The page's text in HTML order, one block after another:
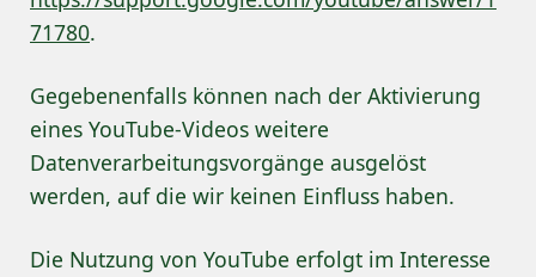
71780.
Gegebenenfalls können nach der Aktivierung
eines YouTube-Videos weitere
Datenverarbeitungsvorgänge ausgelöst
werden, auf die wir keinen Einfluss haben.
Die Nutzung von YouTube erfolgt im Interesse